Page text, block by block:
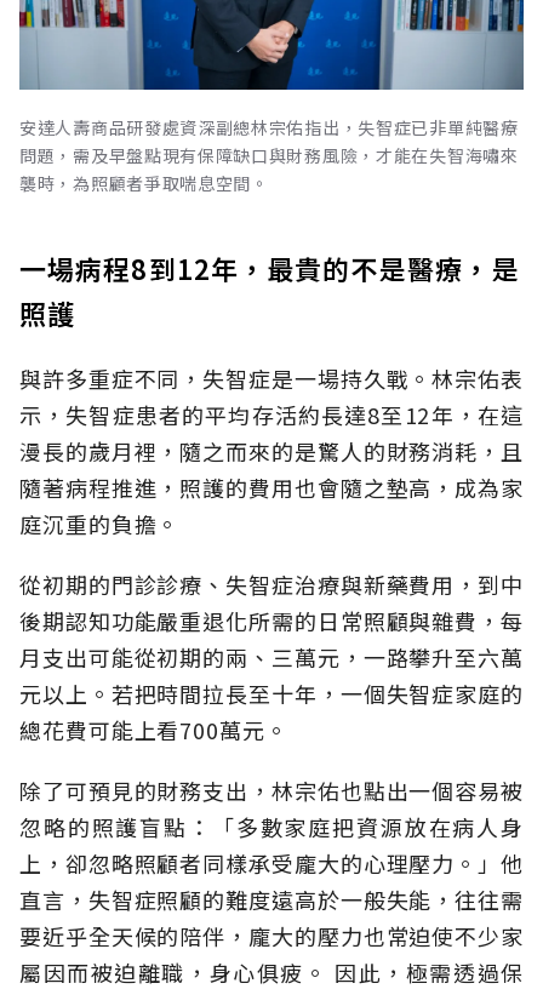
安達人壽商品研發處資深副總林宗佑指出，失智症已非單純醫療
問題，需及早盤點現有保障缺口與財務風險，才能在失智海嘯來
襲時，為照顧者爭取喘息空間。
一場病程8到12年，最貴的不是醫療，是
照護
與許多重症不同，失智症是一場持久戰。林宗佑表
示，失智症患者的平均存活約長達8至12年，在這
漫長的歲月裡，隨之而來的是驚人的財務消耗，且
隨著病程推進，照護的費用也會隨之墊高，成為家
庭沉重的負擔。
從初期的門診診療、失智症治療與新藥費用，到中
後期認知功能嚴重退化所需的日常照顧與雜費，每
月支出可能從初期的兩、三萬元，一路攀升至六萬
元以上。若把時間拉長至十年，一個失智症家庭的
總花費可能上看700萬元。
除了可預見的財務支出，林宗佑也點出一個容易被
忽略的照護盲點：「多數家庭把資源放在病人身
上，卻忽略照顧者同樣承受龐大的心理壓力。」他
直言，失智症照顧的難度遠高於一般失能，往往需
要近乎全天候的陪伴，龐大的壓力也常迫使不少家
屬因而被迫離職，身心俱疲。 因此，極需透過保